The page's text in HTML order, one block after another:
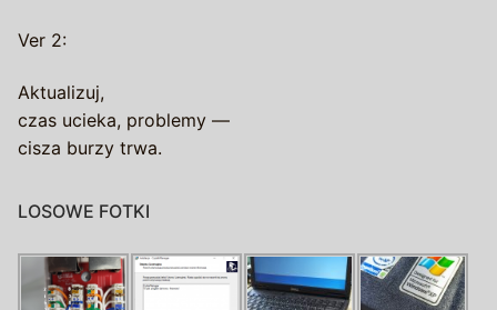
Ver 2:
Aktualizuj,
czas ucieka, problemy —
cisza burzy trwa.
LOSOWE FOTKI